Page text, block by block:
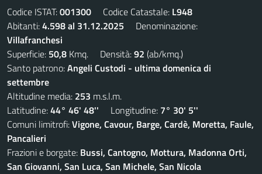
Codice ISTAT:001300 Codice Catastale: L948
Abitanti:4.598 al 31.12.2025 Denominazione:
Villafranchesi
Superficie: 50,8 Kmq. Densità:92 (ab/kmq.)
Santo patrono:Angeli Custodi - ultima domenica di
settembre
Altitudine media: 253 m.s.l.m.
Latitudine:44° 46' 48'' Longitudine: 7° 30' 5''
Comuni limitrofi:Vigone, Cavour, Barge, Cardè, Moretta, Faule,
Pancalieri
Frazioni e borgate: Bussi, Cantogno, Mottura, Madonna Orti,
San Giovanni, San Luca, San Michele, San Nicola